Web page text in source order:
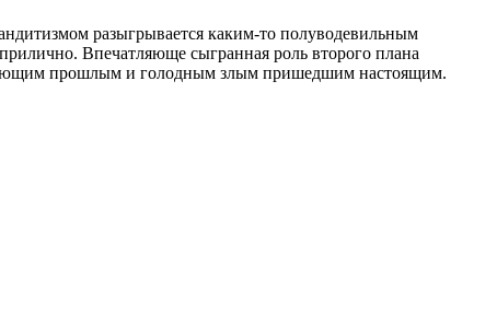
разыгрывается каким-то полуводевильным
Впечатляюще сыгранная роль второго плана
прошлым и голодным злым пришедшим настоящим.